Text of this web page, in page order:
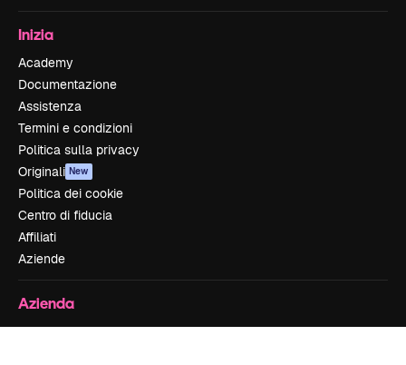
Inizia
Academy
Documentazione
Assistenza
Termini e condizioni
Politica sulla privacy
Originali New
Politica dei cookie
Centro di fiducia
Affiliati
Aziende
Azienda
Prezzi